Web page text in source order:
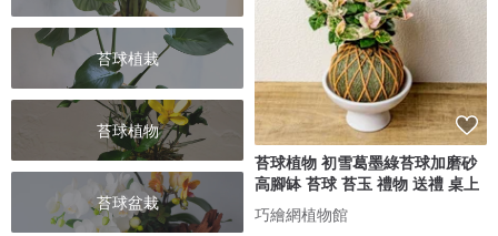
苔球植栽
苔球植物
苔球盆栽
苔球植物 初雪葛墨綠苔球加磨砂
高腳缽 苔球 苔玉 禮物 送禮 桌上
巧繪網植物館